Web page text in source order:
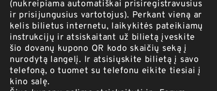
(nukreipiama automatiškai prisiregistravusius
ir prisijungusius vartotojus). Perkant vieną ar
kelis bilietus internetu, laikykitės pateikiamų
instrukcijų ir atsiskaitant už bilietą įveskite
šio dovanų kupono QR kodo skaičių seką į
nurodytą langelį. Ir atsisiųskite bilietą į savo
telefoną, o tuomet su telefonu eikite tiesiai į
kino salę.